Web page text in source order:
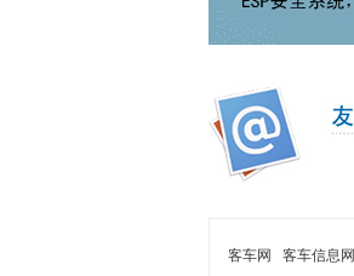
客车网 客车信息网